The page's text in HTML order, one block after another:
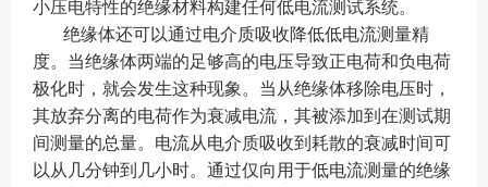
小压电特性的绝缘材料构建任何低电流测试系统。
绝缘体还可以通过电介质吸收降低低电流测量精
度。当绝缘体两端的足够高的电压导致正电荷和负电荷
极化时，就会发生这种现象。当从绝缘体移除电压时，
其放弃分离的电荷作为衰减电流，其被添加到在测试期
间测量的总量。电流从电介质吸收到耗散的衰减时间可
以从几分钟到几小时。通过仅向用于低电流测量的绝缘